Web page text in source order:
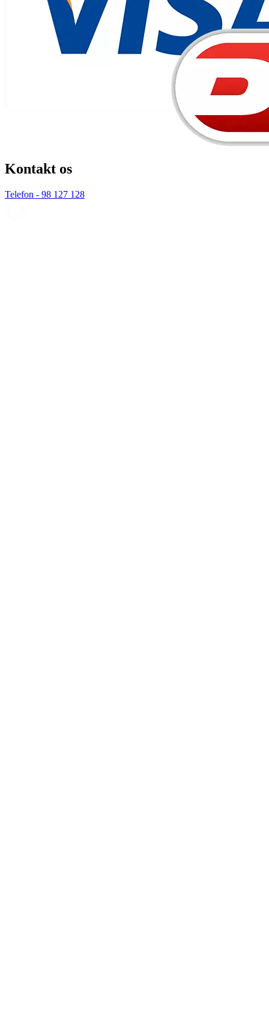
Kontakt os
Telefon - 98 127 128